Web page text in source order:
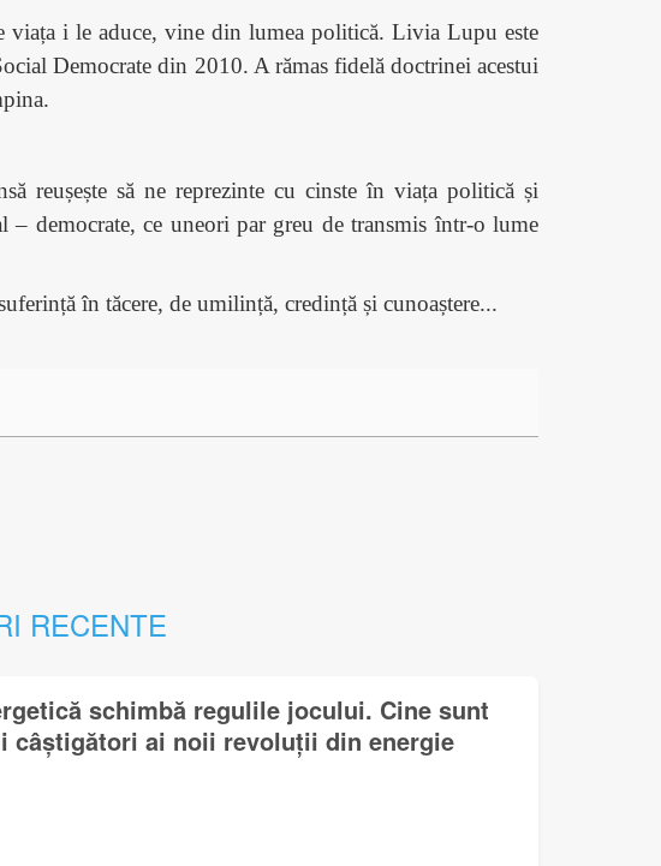
i le aduce, vine din lumea politică. Livia Lupu este
Democrate din 2010. A rămas fidelă doctrinei acestui
reușește să ne reprezinte cu cinste în viața politică și
– democrate, ce uneori par greu de transmis într-o lume
în tăcere, de umilință, credință și cunoaștere...
RECENTE
schimbă regulile jocului. Cine sunt
câștigători ai noii revoluții din energie